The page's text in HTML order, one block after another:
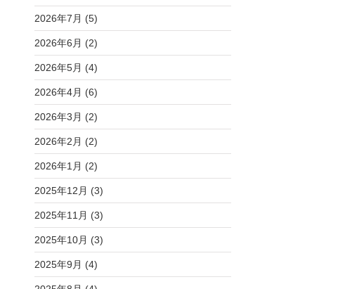
2026年7月 (5)
2026年6月 (2)
2026年5月 (4)
2026年4月 (6)
2026年3月 (2)
2026年2月 (2)
2026年1月 (2)
2025年12月 (3)
2025年11月 (3)
2025年10月 (3)
2025年9月 (4)